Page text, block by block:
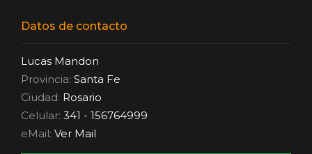
Datos de contacto
Lucas Mandon
Provincia: Santa Fe
Ciudad: Rosario
Celular: 341 - 156764999
eMail: Ver Mail